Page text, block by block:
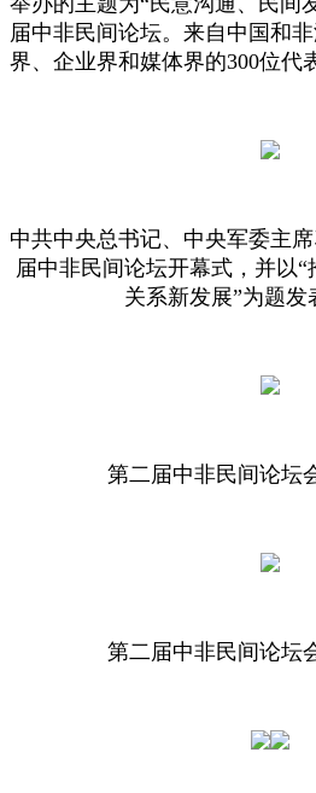
届中非民间论坛。来自中国和
界、企业界和媒体界的300位代
中共中央总书记、中央军委主
届中非民间论坛开幕式，并以
关系新发展”为题发
第二届中非民间论坛
第二届中非民间论坛